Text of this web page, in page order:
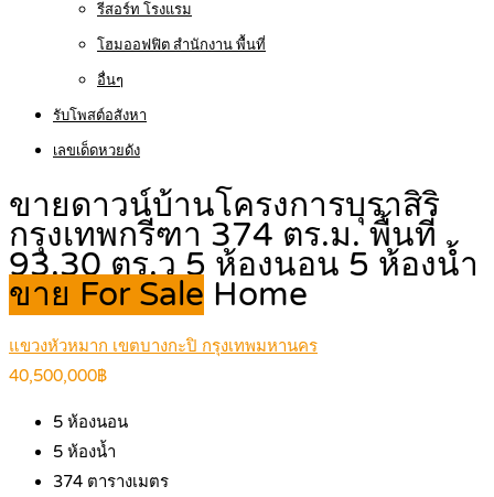
รีสอร์ท โรงแรม
โฮมออฟฟิต สำนักงาน พื้นที่
อื่นๆ
รับโพสต์อสังหา
เลขเด็ดหวยดัง
ขายดาวน์บ้านโครงการบุราสิริ
กรุงเทพกรีฑา 374 ตร.ม. พื้นที่
93.30 ตร.ว 5 ห้องนอน 5 ห้องน้ำ
ขาย For Sale Home
แขวงหัวหมาก เขตบางกะปิ กรุงเทพมหานคร
40,500,000฿
5 ห้องนอน
5 ห้องน้ำ
374 ตารางเมตร